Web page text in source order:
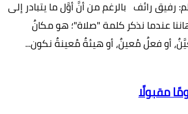
رفيق رائف بالرغم من أنَّ أوَّل ما يتبادر إلى
عندما نذكر كلمة "صلاة"؛ هو مكانٌ
أو فعلٌ مُعينٌ، أو هيئةٌ مُعينةٌ نكون...
مقبولًا